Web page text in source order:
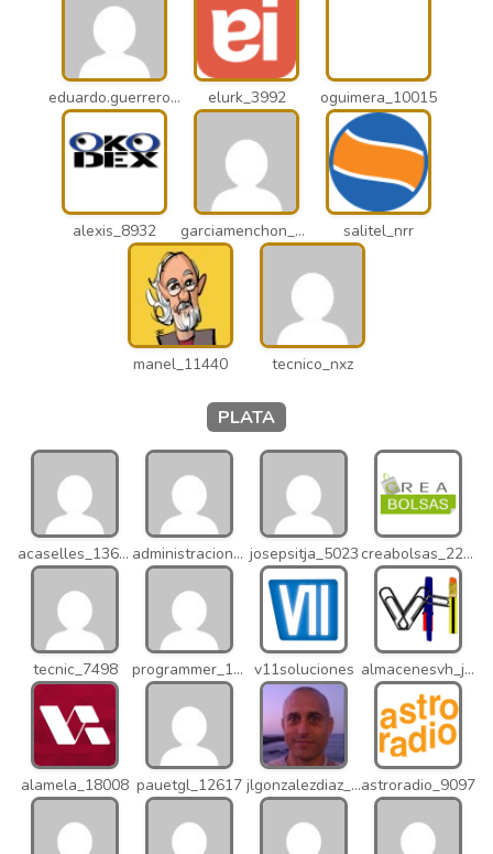
eduardo.guerrero_pto elurk_3992 oguimera_10015
alexis_8932 garciamenchon_puz salitel_nrr
manel_11440 tecnico_nxz
PLATA
acaselles_13670 administracion_nhd josepsitja_5023 creabolsas_22110
tecnic_7498 programmer_12837 v11soluciones almacenesvh_jo2
alamela_18008 pauetgl_12617 jlgonzalezdiaz_12316astroradio_9097